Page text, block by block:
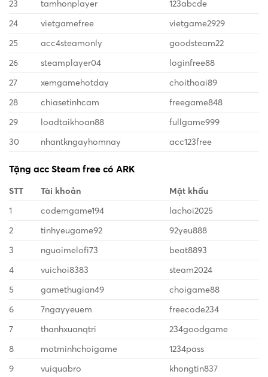
23 tamhonplayer
123abcde
24
vietgamefree
vietgame2929
25
acc4steamonly
goodsteam22
26
steamplayer04
loginfree88
27
xemgamehotday
choithoai89
28
chiasetinhcam
freegame848
29
loadtaikhoan88
fullgame999
30
nhantkngayhomnay acc123free
Tặng acc Steam free có ARK
STT Tài khoản
Mật khẩu
1
codemgame194
lachoi2025
2
tinhyeugame92
92yeu888
3
nguoimelofi73
beat8893
4
vuichoi8383
steam2024
5
gamethugian49
choigame88
6
7ngayyeuem
freecode234
7
thanhxuanqtri
234goodgame
8
motminhchoigame
1234pass
9
vuiquabro
khongtin837